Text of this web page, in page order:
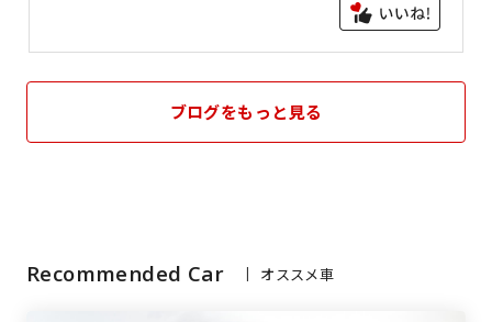
ブログをもっと見る
オススメ車
Recommended Car